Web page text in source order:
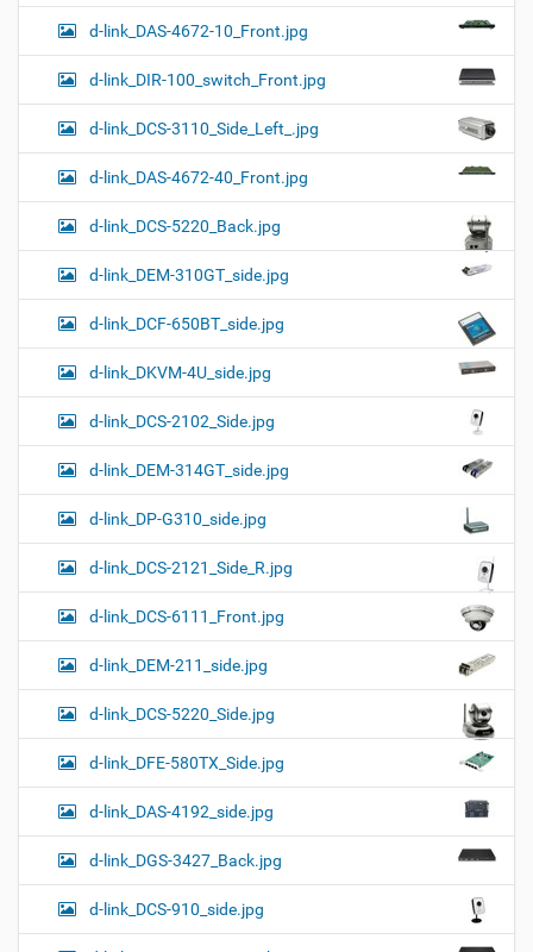
d-link_DAS-4672-10_Front.jpg
d-link_DIR-100_switch_Front.jpg
d-link_DCS-3110_Side_Left_.jpg
d-link_DAS-4672-40_Front.jpg
d-link_DCS-5220_Back.jpg
d-link_DEM-310GT_side.jpg
d-link_DCF-650BT_side.jpg
d-link_DKVM-4U_side.jpg
d-link_DCS-2102_Side.jpg
d-link_DEM-314GT_side.jpg
d-link_DP-G310_side.jpg
d-link_DCS-2121_Side_R.jpg
d-link_DCS-6111_Front.jpg
d-link_DEM-211_side.jpg
d-link_DCS-5220_Side.jpg
d-link_DFE-580TX_Side.jpg
d-link_DAS-4192_side.jpg
d-link_DGS-3427_Back.jpg
d-link_DCS-910_side.jpg